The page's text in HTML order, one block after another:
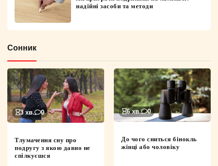
надійні засоби та методи
Сонник
3 хв. 0
Тлумачення сну про
подругу з якою давно не
спілкуєшся
6 хв. 0
До чого сниться бінокль
жінці або чоловіку